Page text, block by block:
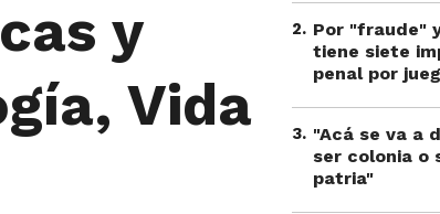
y
Vida
2. Por "fraude"
tiene siete
penal por
3. "Acá se va a
ser colonia o
patria"